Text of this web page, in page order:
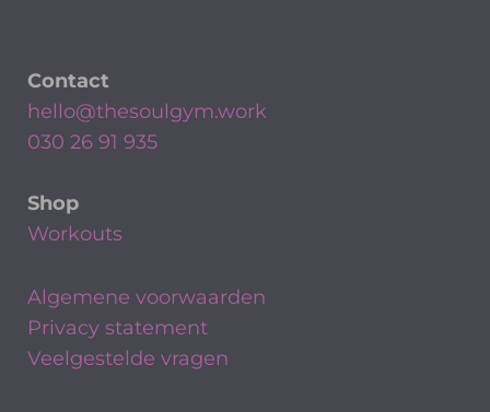
Contact
hello@thesoulgym.work
030 26 91 935
Shop
Workouts
Algemene voorwaarden
Privacy statement
Veelgestelde vragen